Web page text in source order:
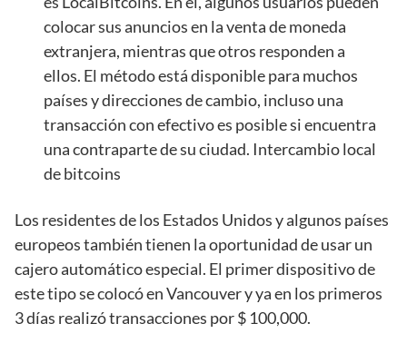
colocar sus anuncios en la venta de moneda
extranjera, mientras que otros responden a
ellos. El método está disponible para muchos
países y direcciones de cambio, incluso una
transacción con efectivo es posible si encuentra
una contraparte de su ciudad. Intercambio local
de bitcoins
Los residentes de los Estados Unidos y algunos países
europeos también tienen la oportunidad de usar un
cajero automático especial. El primer dispositivo de
este tipo se colocó en Vancouver y ya en los primeros
3 días realizó transacciones por $ 100,000.